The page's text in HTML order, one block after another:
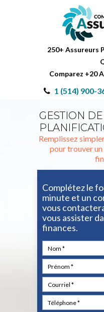
250+ Assureurs
Comparez +20
1 (514) 900-
GESTION
Remplissez
pour trouver
Complétez le
minute et un
vous
vous assister
finances.